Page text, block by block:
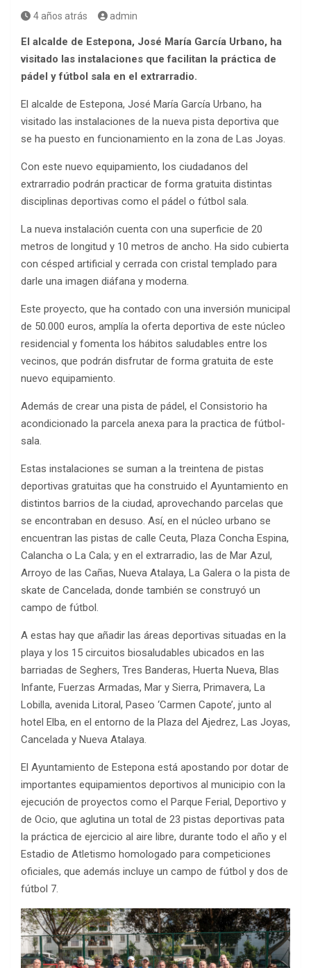
4 años atrás admin
El alcalde de Estepona, José María García Urbano, ha
visitado las instalaciones que facilitan la práctica de
pádel y fútbol sala en el extrarradio.
El alcalde de Estepona, José María García Urbano, ha
visitado las instalaciones de la nueva pista deportiva que
se ha puesto en funcionamiento en la zona de Las Joyas.
Con este nuevo equipamiento, los ciudadanos del
extrarradio podrán practicar de forma gratuita distintas
disciplinas deportivas como el pádel o fútbol sala.
La nueva instalación cuenta con una superficie de 20
metros de longitud y 10 metros de ancho. Ha sido cubierta
con césped artificial y cerrada con cristal templado para
darle una imagen diáfana y moderna.
Este proyecto, que ha contado con una inversión municipal
de 50.000 euros, amplía la oferta deportiva de este núcleo
residencial y fomenta los hábitos saludables entre los
vecinos, que podrán disfrutar de forma gratuita de este
nuevo equipamiento.
Además de crear una pista de pádel, el Consistorio ha
acondicionado la parcela anexa para la practica de fútbol-
sala.
Estas instalaciones se suman a la treintena de pistas
deportivas gratuitas que ha construido el Ayuntamiento en
distintos barrios de la ciudad, aprovechando parcelas que
se encontraban en desuso. Así, en el núcleo urbano se
encuentran las pistas de calle Ceuta, Plaza Concha Espina,
Calancha o La Cala; y en el extrarradio, las de Mar Azul,
Arroyo de las Cañas, Nueva Atalaya, La Galera o la pista de
skate de Cancelada, donde también se construyó un
campo de fútbol.
A estas hay que añadir las áreas deportivas situadas en la
playa y los 15 circuitos biosaludables ubicados en las
barriadas de Seghers, Tres Banderas, Huerta Nueva, Blas
Infante, Fuerzas Armadas, Mar y Sierra, Primavera, La
Lobilla, avenida Litoral, Paseo ‘Carmen Capote’, junto al
hotel Elba, en el entorno de la Plaza del Ajedrez, Las Joyas,
Cancelada y Nueva Atalaya.
El Ayuntamiento de Estepona está apostando por dotar de
importantes equipamientos deportivos al municipio con la
ejecución de proyectos como el Parque Ferial, Deportivo y
de Ocio, que aglutina un total de 23 pistas deportivas pata
la práctica de ejercicio al aire libre, durante todo el año y el
Estadio de Atletismo homologado para competiciones
oficiales, que además incluye un campo de fútbol y dos de
fútbol 7.